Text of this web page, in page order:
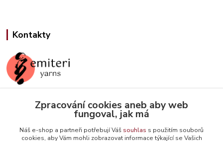
Kontakty
Jana Slámová
+420 608 507 824
Zpracování cookies aneb aby web
fungoval, jak má
Náš e-shop a partneři potřebují Váš souhlas s použitím souborů
cookies, aby Vám mohli zobrazovat informace týkající se Vašich